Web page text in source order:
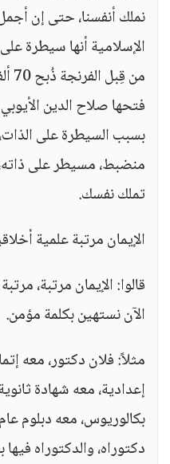
نملك أنفسنا، حتى إن
الإسلامية أنها سيطرة
فتحها صلاح الدين
بسبب السيطرة على
منضبط، مسيطر على
تملك نفسك.
الإيمان مرتبة علمية
قالوا: الإيمان مرتبة،
الآن نستهين بكلمة مؤمن.
مثلاً: فلان دكتور، معه
إعدادية، معه شهادة
بكالوريوس، معه دبلوم
دكتوراه، والدكتوراه